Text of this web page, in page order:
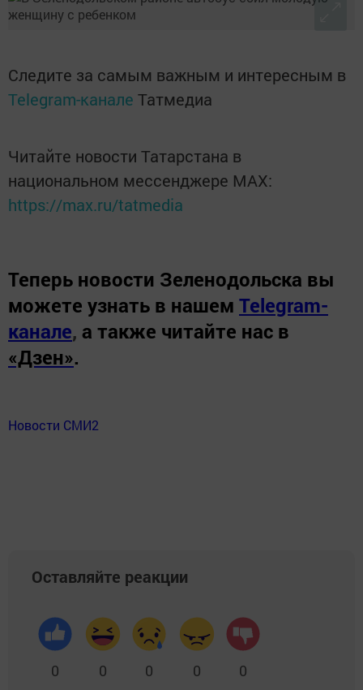
Следите за самым важным и интересным в
Telegram-канале Татмедиа
Читайте новости Татарстана в
национальном мессенджере MАХ:
https://max.ru/tatmedia
Теперь новости Зеленодольска вы
можете узнать в нашем Telegram-
канале, а также читайте нас в
«Дзен».
Новости СМИ2
Оставляйте реакции
0 0 0 0 0